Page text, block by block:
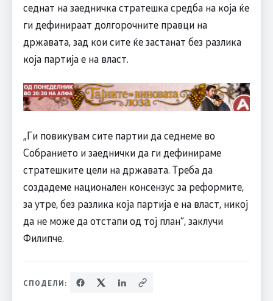
седнат на заедничка стратешка средба на која ќе
ги дефинираат долгорочните правци на
државата, зад кои сите ќе застанат без разлика
која партија е на власт.
„Ги повикувам сите партии да седнеме во
Собранието и заеднички да ги дефинираме
стратешките цели на државата. Треба да
создадеме национален консензус за реформите,
за утре, без разлика која партија е на власт, никој
да не може да отстапи од тој план“, заклучи
Филипче.
СПОДЕЛИ: